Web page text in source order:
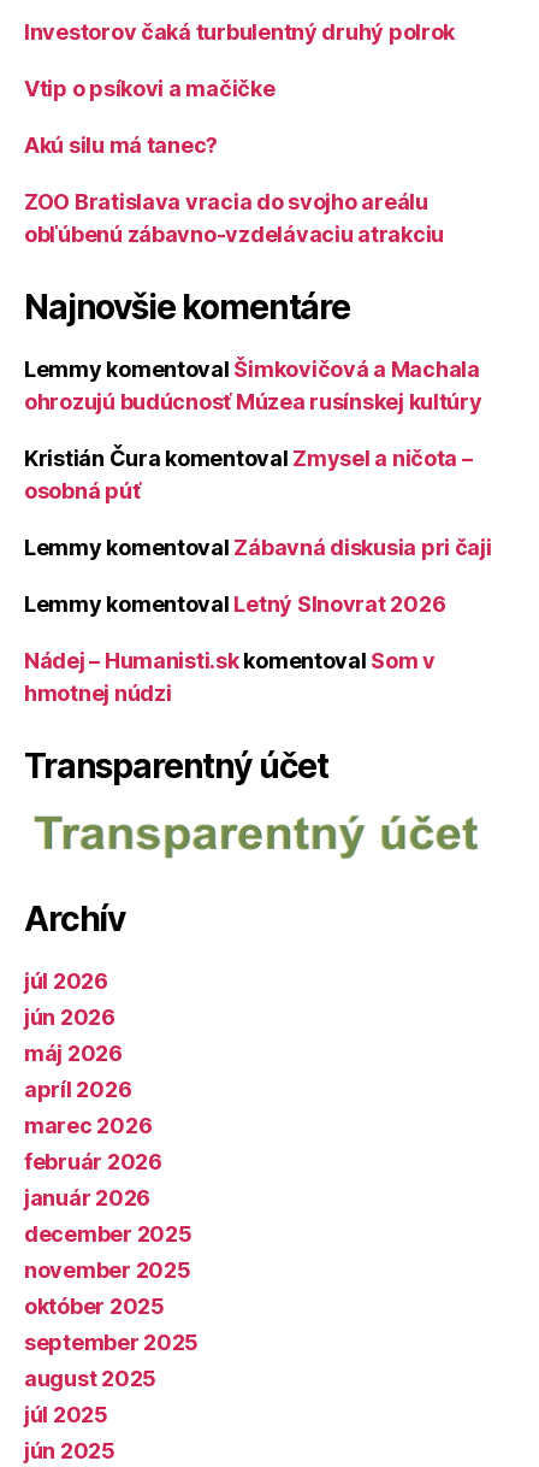
Investorov čaká turbulentný druhý polrok
Vtip o psíkovi a mačičke
Akú silu má tanec?
ZOO Bratislava vracia do svojho areálu
obľúbenú zábavno-vzdelávaciu atrakciu
Najnovšie komentáre
Lemmy komentoval Šimkovičová a Machala
ohrozujú budúcnosť Múzea rusínskej kultúry
Kristián Čura komentoval Zmysel a ničota –
osobná púť
Lemmy komentoval Zábavná diskusia pri čaji
Lemmy komentoval Letný Slnovrat 2026
Nádej – Humanisti.skkomentoval Som v
hmotnej núdzi
Transparentný účet
Archív
júl 2026
jún 2026
máj 2026
apríl 2026
marec 2026
február 2026
január 2026
december 2025
november 2025
október 2025
september 2025
august 2025
júl 2025
jún 2025